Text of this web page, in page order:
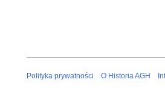
Polityka prywatności O Historia AGH